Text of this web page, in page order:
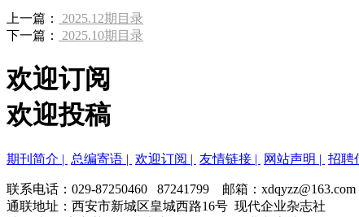
上一篇：
2025.12期目录
下一篇：
2025.10期目录
欢迎订阅
欢迎投稿
期刊简介 | 总编寄语 | 欢迎订阅 | 友情链接 | 网站声明 | 招聘
联系电话：029-87250460 87241799 邮箱：
通联地址：西安市新城区皇城西路16号 现代企业杂志社